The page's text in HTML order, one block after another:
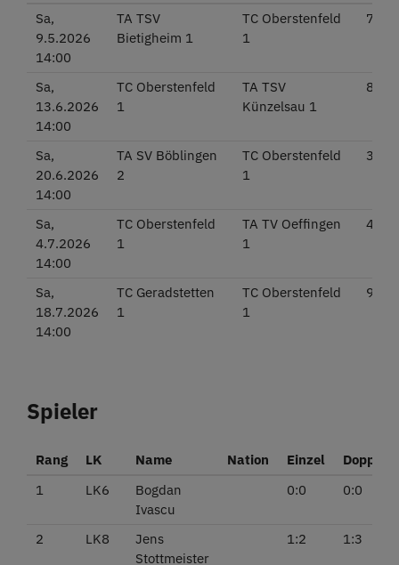
Sa,
9.5.2026
14:00
TA TSV
Bietigheim 1
TC Oberstenfeld
1
7:2
Sa,
13.6.2026
14:00
TC Oberstenfeld
1
TA TSV
Künzelsau 1
8:1
Sa,
20.6.2026
14:00
TA SV Böblingen
2
TC Oberstenfeld
1
3:6
Sa,
4.7.2026
14:00
TC Oberstenfeld
1
TA TV Oeffingen
1
4:5
Sa,
18.7.2026
14:00
TC Geradstetten
1
TC Oberstenfeld
1
9:0
Spieler
Rang LK Name Nation Einzel
Doppel
1
LK6
Bogdan
Ivascu
0:0 0:0
2 LK8
Jens
Stottmeister
1:2 1:3